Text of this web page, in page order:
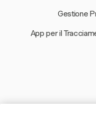
Gestione
App per il